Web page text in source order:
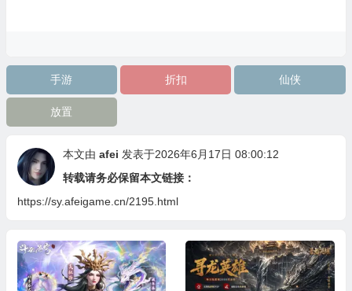
手游 折扣 仙侠
放置
本文由 afei 发表于2026年6月17日 08:00:12
转载请务必保留本文链接：
https://sy.afeigame.cn/2195.html